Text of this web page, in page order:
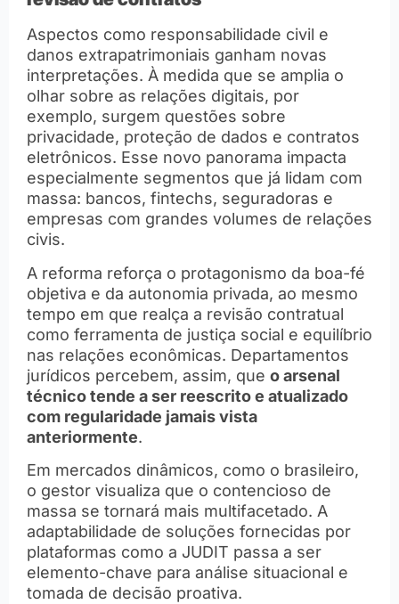
Aspectos como responsabilidade civil e
danos extrapatrimoniais ganham novas
interpretações. À medida que se amplia o
olhar sobre as relações digitais, por
exemplo, surgem questões sobre
privacidade, proteção de dados e contratos
eletrônicos. Esse novo panorama impacta
especialmente segmentos que já lidam com
massa: bancos, fintechs, seguradoras e
empresas com grandes volumes de relações
civis.
A reforma reforça o protagonismo da boa-fé
objetiva e da autonomia privada, ao mesmo
tempo em que realça a revisão contratual
como ferramenta de justiça social e equilíbrio
nas relações econômicas. Departamentos
jurídicos percebem, assim, que o arsenal
técnico tende a ser reescrito e atualizado
com regularidade jamais vista
anteriormente.
Em mercados dinâmicos, como o brasileiro,
o gestor visualiza que o contencioso de
massa se tornará mais multifacetado. A
adaptabilidade de soluções fornecidas por
plataformas como a JUDIT passa a ser
elemento-chave para análise situacional e
tomada de decisão proativa.